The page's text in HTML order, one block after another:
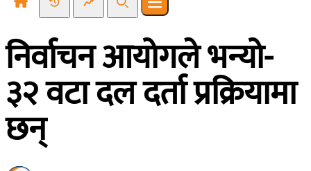
Recent NewsTrending News
SearchOpen main menu
निर्वाचन आयोगले भन्यो-
३२ वटा दल दर्ता प्रक्रियामा
छन्